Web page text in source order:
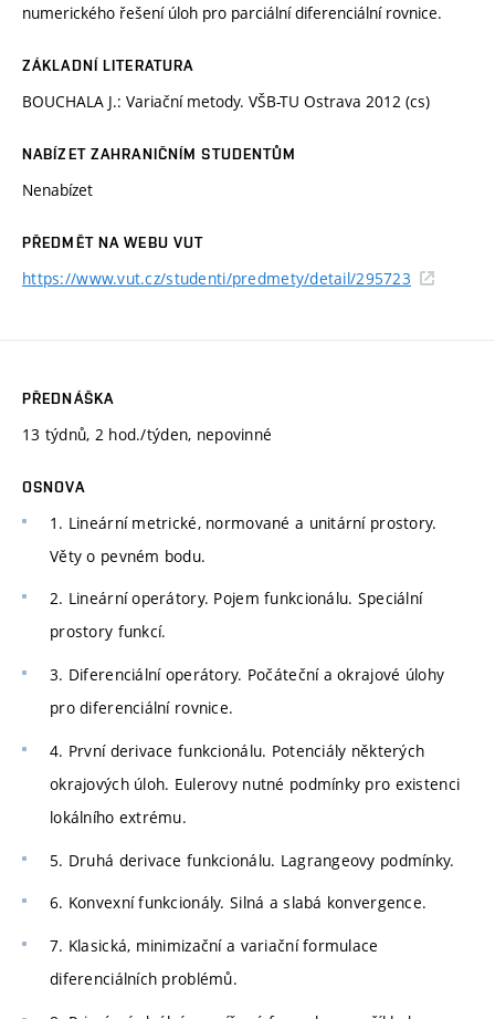
numerického řešení úloh pro parciální diferenciální rovnice.
ZÁKLADNÍ LITERATURA
BOUCHALA J.: Variační metody. VŠB-TU Ostrava 2012 (cs)
NABÍZET ZAHRANIČNÍM STUDENTŮM
Nenabízet
PŘEDMĚT NA WEBU VUT
https://www.vut.cz/studenti/predmety/detail/295723
PŘEDNÁŠKA
13 týdnů, 2 hod./týden, nepovinné
OSNOVA
1. Lineární metrické, normované a unitární prostory.
Věty o pevném bodu.
2. Lineární operátory. Pojem funkcionálu. Speciální
prostory funkcí.
3. Diferenciální operátory. Počáteční a okrajové úlohy
pro diferenciální rovnice.
4. První derivace funkcionálu. Potenciály některých
okrajových úloh. Eulerovy nutné podmínky pro existenci
lokálního extrému.
5. Druhá derivace funkcionálu. Lagrangeovy podmínky.
6. Konvexní funkcionály. Silná a slabá konvergence.
7. Klasická, minimizační a variační formulace
diferenciálních problémů.